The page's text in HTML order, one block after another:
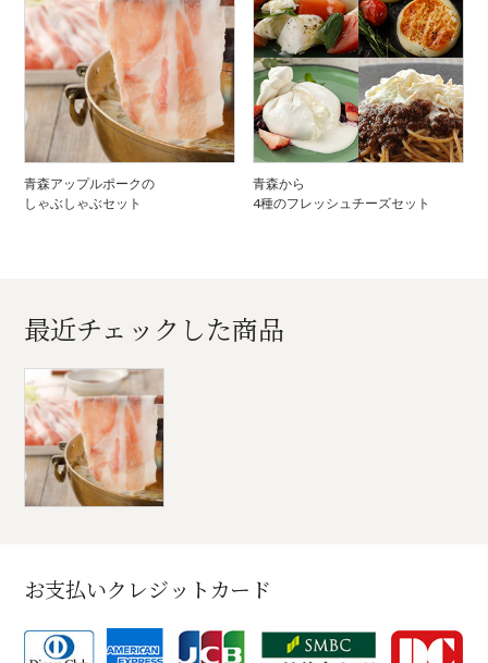
青森アップルポークの
しゃぶしゃぶセット
青森から
4種のフレッシュチーズセット
最近チェックした商品
お支払いクレジットカード